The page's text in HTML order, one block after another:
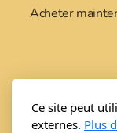
Acheter
Ce site peut
externes. Plus